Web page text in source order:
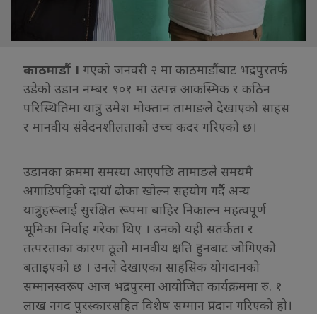
काठमाडौं । गएको जनवरी २ मा काठमाडौंबाट भद्रपुरतर्फ
उडेको उडान नम्बर ९०१ मा उत्पन्न आकस्मिक र कठिन
परिस्थितिमा यात्रु उमेश मोक्तान तामाङले देखाएको साहस
र मानवीय संवेदनशीलताको उच्च कदर गरिएको छ।
उडानका क्रममा समस्या आएपछि तामाङले समयमै
अगाडिपट्टिको दायाँ ढोका खोल्न सहयोग गर्दै अन्य
यात्रुहरूलाई सुरक्षित रूपमा बाहिर निकाल्न महत्वपूर्ण
भूमिका निर्वाह गरेका थिए । उनको यही सतर्कता र
तत्परताका कारण ठूलो मानवीय क्षति हुनबाट जोगिएको
बताइएको छ । उनले देखाएका साहसिक योगदानको
सम्मानस्वरूप आज भद्रपुरमा आयोजित कार्यक्रममा रु. १
लाख नगद पुरस्कारसहित विशेष सम्मान प्रदान गरिएको हो।